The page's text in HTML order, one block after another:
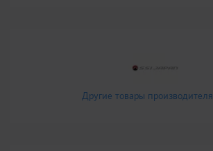
Другие товары производителя